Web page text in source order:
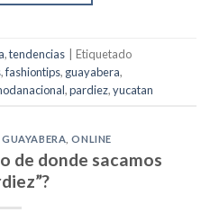
,tendencias | Etiquetado
,fashiontips, guayabera,
,pardiez,yucatan
,GUAYABERA ,ONLINE
de donde sacamos